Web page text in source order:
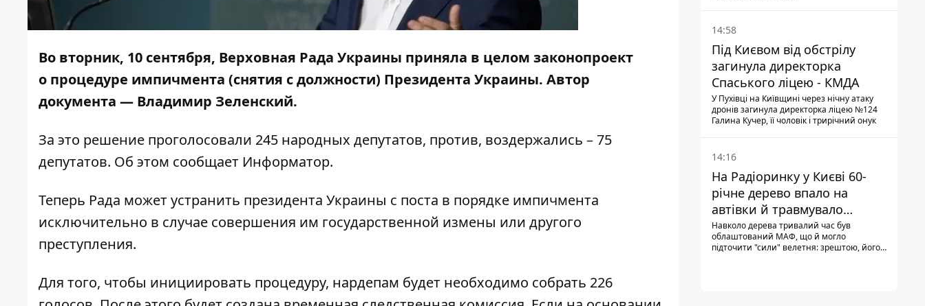
Во вторник, 10 сентября, Верховная Рада Украины приняла в целом законопроект
о процедуре импичмента (снятия с должности) Президента Украины. Автор
документа — Владимир Зеленский.
За это решение проголосовали 245 народных депутатов, против, воздержались – 75
депутатов. Об этом сообщает Информатор.
Теперь Рада может устранить президента Украины с поста в порядке импичмента
исключительно в случае совершения им государственной измены или другого
преступления.
Для того, чтобы инициировать процедуру, нардепам будет необходимо собрать 226
14:58
Під Києвом від обстрілу
загинула директорка
Спаського ліцею - КМДА
У Пухівці на Київщині через нічну атаку
дронів загинула директорка ліцею №124
Галина Кучер, її чоловік і трирічний онук
14:16
На Радіоринку у Києві 60-
річне дерево впало на
автівки й травмувало
людину - подробиці
Навколо дерева тривалий час був
облаштований МАФ, що й могло
підточити "сили" велетня: зрештою, його